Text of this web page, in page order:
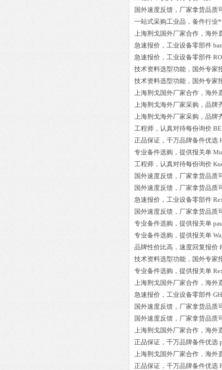
国外速度反馈，厂家拿货品质
一站式采购工业品 ， 备件行业*
上海荆戈国外厂家合作，海外
急速报价， 工业设备零部件
急速报价， 工业设备零部件
技术资料选型功能，国外专家
技术资料选型功能，国外专家
上海荆戈国外厂家合作，海外
上海荆戈海外厂家采购 ，品牌
上海荆戈海外厂家采购 ，品牌
工程师 ，认真对待每份询价
正品保证 ，千万品牌备件优选
专业备件选购 ，提供报关单
工程师 ，认真对待每份询价
国外速度反馈，厂家拿货品质
国外速度反馈，厂家拿货品质
急速报价， 工业设备零部件
国外速度反馈，厂家拿货品质
专业备件选购 ，提供报关单
专业备件选购 ，提供报关单
品牌性价比高 ，速度回复报价
技术资料选型功能，国外专家
专业备件选购 ，提供报关单
上海荆戈国外厂家合作，海外
急速报价， 工业设备零部件
国外速度反馈，厂家拿货品质
国外速度反馈，厂家拿货品质
上海荆戈国外厂家合作，海外
正品保证 ，千万品牌备件优选
上海荆戈国外厂家合作，海外
正品保证 ，千万品牌备件优选